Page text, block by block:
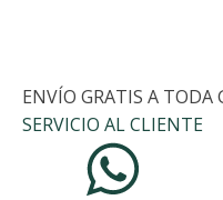
ENVÍO GRATIS A TODA
SERVICIO AL CLIENTE